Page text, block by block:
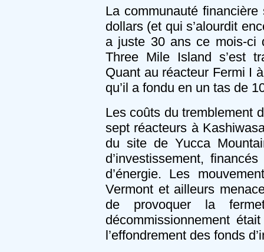
La communauté
dollars (et qui s’alourdit
a juste 30 ans ce mois-ci
Three Mile Island s’est
Quant au réacteur Fermi I
qu’il a fondu en un tas de
Les coûts du tremblement
sept réacteurs à
du site de Yucca
d’investissement,
d’énergie. Les
Vermont et ailleurs
de provoquer la
décommissionnement
l’effondrement des fonds